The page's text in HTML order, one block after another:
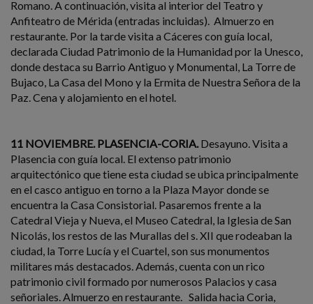
Romano. A continuación, visita al interior del Teatro y
Anfiteatro de Mérida (entradas incluidas). Almuerzo en
restaurante. Por la tarde visita a Cáceres con guía local,
declarada Ciudad Patrimonio de la Humanidad por la Unesco,
donde destaca su Barrio Antiguo y Monumental, La Torre de
Bujaco, La Casa del Mono y la Ermita de Nuestra Señora de la
Paz. Cena y alojamiento en el hotel.
11 NOVIEMBRE. PLASENCIA-CORIA. Desayuno. Visita a
Plasencia con guía local. El extenso patrimonio
arquitectónico que tiene esta ciudad se ubica principalmente
en el casco antiguo en torno a la Plaza Mayor donde se
encuentra la Casa Consistorial. Pasaremos frente a la
Catedral Vieja y Nueva, el Museo Catedral, la Iglesia de San
Nicolás, los restos de las Murallas del s. XII que rodeaban la
ciudad, la Torre Lucía y el Cuartel, son sus monumentos
militares más destacados. Además, cuenta con un rico
patrimonio civil formado por numerosos Palacios y casa
señoriales. Almuerzo en restaurante. Salida hacia Coria,